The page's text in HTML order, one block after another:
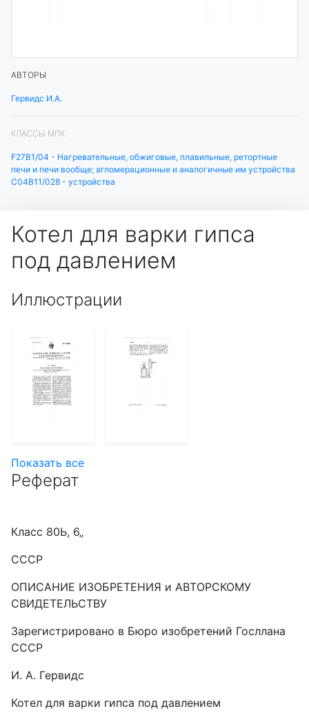
АВТОРЫ
Гервидс И.А.
КЛАССЫ МПК
F27B1/04 - Нагревательные, обжиговые, плавильные, ретортные
печи и печи вообще; агломерационные и аналогичные им устройства
C04B11/028 - устройства
Котел для варки гипса
под давлением
Иллюстрации
Показать все
Реферат
Класс 80Ь, 6„
СССР
ОПИСАНИЕ ИЗОБРЕТЕНИЯ и АВТОРСКОМУ
СВИДЕТЕЛЬСТВУ
Зарегистрировано в Бюро изобретений Госллана
СССР
И. А. Гервидс
Котел для варки гипса под давлением